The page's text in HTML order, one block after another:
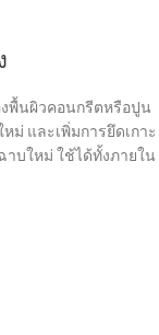
พื้นผิวคอนกรีตหรือปูน
ม่ และเพิ่มการยึดเกาะ
บใหม่ ใช้ได้ทั้งภายใน